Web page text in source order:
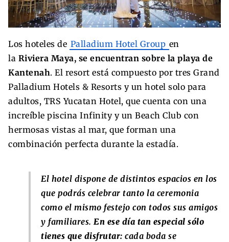
Los hoteles de Palladium Hotel Group en
la Riviera Maya, se encuentran sobre la playa de
Kantenah. El resort está compuesto por tres Grand
Palladium Hotels & Resorts y un hotel solo para
adultos, TRS Yucatan Hotel, que cuenta con una
increíble piscina Infinity y un Beach Club con
hermosas vistas al mar, que forman una
combinación perfecta durante la estadía.
El hotel dispone de distintos espacios en los
que podrás celebrar tanto la ceremonia
como el mismo festejo con todos sus amigos
y familiares. En ese día tan especial sólo
tienes que disfrutar: cada boda se